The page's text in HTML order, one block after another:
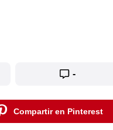
-
Compartir en Pinterest